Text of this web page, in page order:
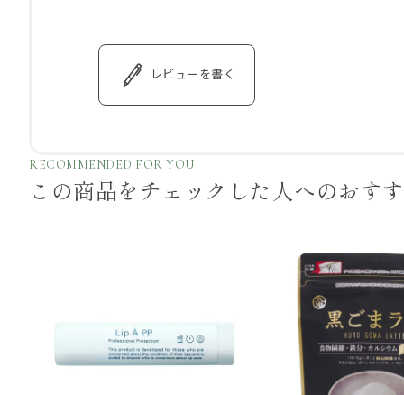
レビューを書く
RECOMMENDED FOR YOU
この商品をチェックした 人へのおす